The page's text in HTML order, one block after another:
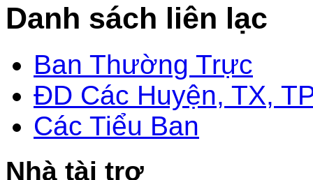
Danh sách liên lạc
Ban Thường Trực
ĐD Các Huyện, TX,
Các Tiểu Ban
Nhà tài trợ